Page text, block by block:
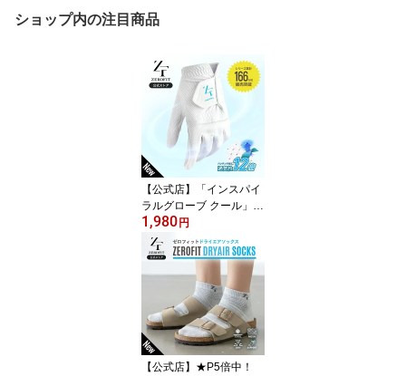
ショップ内の注目商品
【公式店】「インスパイ
ラルグローブ クール」夏
用 ゴルフグローブ ゴル
フ グローブ ゴルフ手袋
汗 雨 左手 右手 両手用 メ
ンズ レディース ZEROFI
T ゼロフィット 返品交換
可 夏 INSPIRALGLOVE 1
8cm 19cm 20cm 21cm 2
2cm 23cm 24cm 25cm 2
6cm 27cm 28cm
1,980 円
【公式店】★P5倍中！